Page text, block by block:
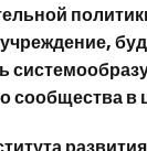
сообщества в